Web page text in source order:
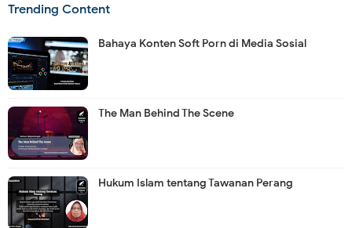
Trending Content
Bahaya Konten Soft Porn di Media Sosial
The Man Behind The Scene
Hukum Islam tentang Tawanan Perang